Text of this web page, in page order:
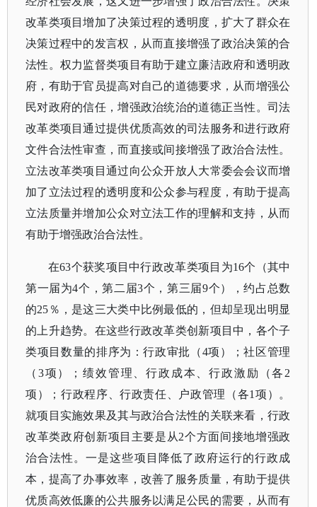
改革类项目增加了决策过程的透明度，扩大了群众在
决策过程中的发言权，从而直接增强了政治决策的合
法性。权力监督类项目有助于建立廉洁政府和透明政
府，有助于官员提高对自己的道德要求，从而增强公
民对政府的信任，增强政治统治的道德正当性。司法
改革类项目通过提供优质高效的司法服务和进行政府
文件合法性审查，而直接或间接增强了政治合法性。
立法改革类项目通过向公众开放人大常委会会议而增
加了立法过程的透明度和公众参与程度，有助于提高
立法质量并增加公众对立法工作的理解和支持，从而
有助于增强政治合法性。
在63个获奖项目中行政改革类项目为16个（其中
第一届为4个，第二届3个，第三届9个），约占总数
的25％，是这三大类中比例最低的，但却呈现出明显
的上升趋势。在这些行政改革类创新项目中，各个子
类项目数量的排序为：行政审批（4项）；社区管理
（3项）；绩效管理、行政成本、行政激励（各2
项）；行政程序、行政责任、户政管理（各1项）。
就项目实施效果及其与政治合法性的关联来看，行政
改革类政府创新项目主要是从2个方面间接地增强政
治合法性。一是这些项目降低了政府运行的行政成
本，提高了办事效率，改善了服务质量，有助于提供
优质高效低廉的公共服务以满足公民的需要，从而有